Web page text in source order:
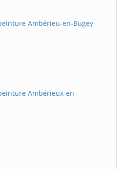
Ambérieu-en-Bugey
Ambérieux-en-